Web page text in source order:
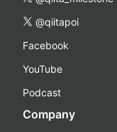
@qiitapoi
Facebook
YouTube
Podcast
Company